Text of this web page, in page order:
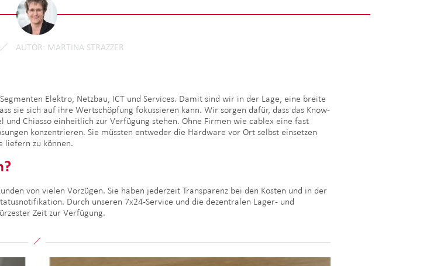
AUTOR MARTINA STRAZZER
Elektro, Netzbau, ICT und Services. Damit sind wir in der Lage, eine breite
sie sich auf ihre Wertschöpfung fokussieren kann. Wir sorgen dafür, dass das Know-
und Chiasso einheitlich zur Verfügung stehen. Ohne Firmen wie cablex eine fast
konzentrieren. Sie müssten entweder die Hardware vor Ort selbst einsetzen
liefern zu können.
von vielen Vorzügen. Sie haben jederzeit Transparenz bei den Kosten und in der
Durch unseren 7x24-Service und die dezentralen Lager- und
Zeit zur Verfügung.